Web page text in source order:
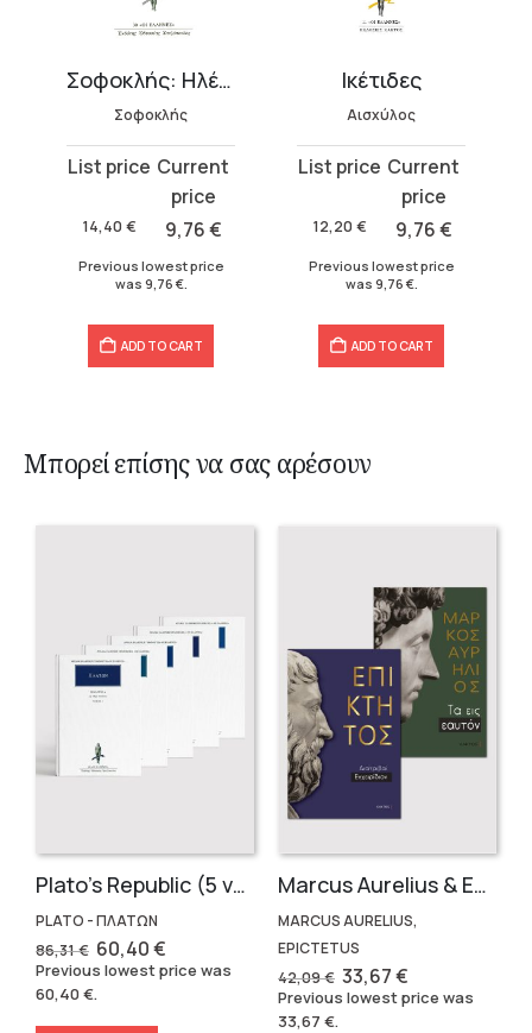
Σοφοκλής: Ηλέκτρα
Σοφοκλής
14,40 €
Original
was:
14,40 €.
9,76€
Current
is:
9,76 €.
Previous lowest price
was 9,76 €.
ADD TO CART
Ικέτιδες
Αισχύλος
12,20 €
Original
was:
12,20 €.
9,76€
Current
is:
9,76 €.
Previous lowest price
was 9,76 €.
ADD TO CART
Μπορεί επίσης να σας αρέσουν
Plato’s Republic (5 volumes)
PLATO - ΠΛΑΤΩΝ
86,31€ Original
price
was:
86,31 €.
60,40€Current
price
is:
Previous lowest price was
60,40€.
Marcus Aurelius & Epictetus (Compact works in Greek)
MARCUS AURELIUS,
EPICTETUS
42,09€ Original
price
was:
33,67€Current
price
is:
Previous lowest price was
33,67 €.